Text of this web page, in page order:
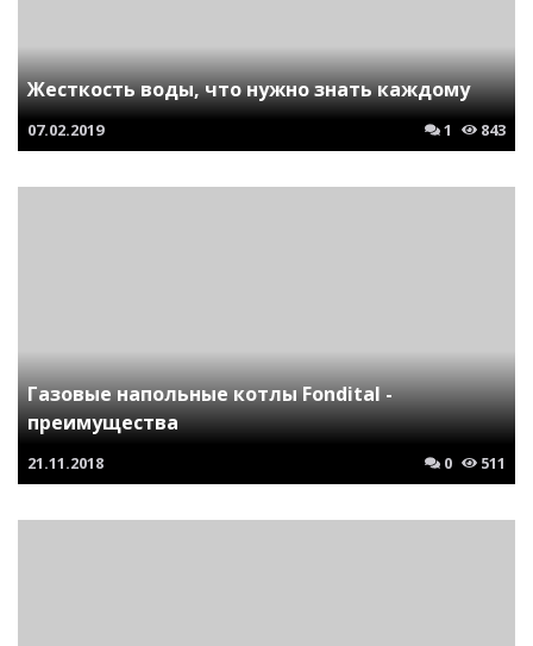
Жесткость воды, что нужно знать каждому
07.02.2019 1 843
Газовые напольные котлы Fondital -
преимущества
21.11.2018 0 511